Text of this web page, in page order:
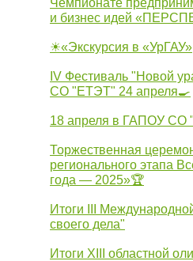
Чемпионате
и бизнес идей
☀«Экскурсия в «УрГАУ»
IV Фестиваль "Новой
СО "ЕТЭТ" 24 апреля🍳
18 апреля в ГАПОУ СО
Торжественная
регионального этапа
года — 2025»🏆
Итоги III
своего дела"
Итоги XIII областной